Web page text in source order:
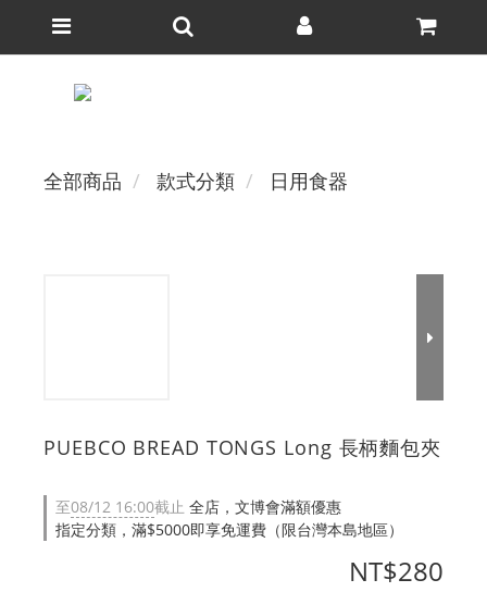
全部商品 款式分類 日用食器
PUEBCO BREAD TONGS Long 長柄麵包夾
至08/12 16:00截止 全店，文博會滿額優惠
指定分類，滿$5000即享免運費（限台灣本島地區）
NT$280